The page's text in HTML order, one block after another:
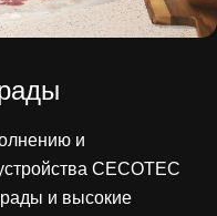
и
CECOTEC
и высокие